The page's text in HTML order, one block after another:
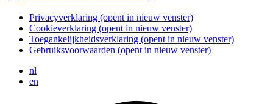
Privacyverklaring (opent in nieuw venster)
Cookieverklaring (opent in nieuw venster)
Toegankelijkheidsverklaring (opent in nieuw venster)
Gebruiksvoorwaarden (opent in nieuw venster)
nl
en